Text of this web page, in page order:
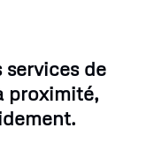
de
proximité,